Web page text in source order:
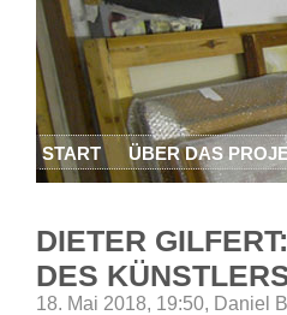
START ÜBER DAS
DIETER
DES
18. Mai 2018, 19:50, Daniel